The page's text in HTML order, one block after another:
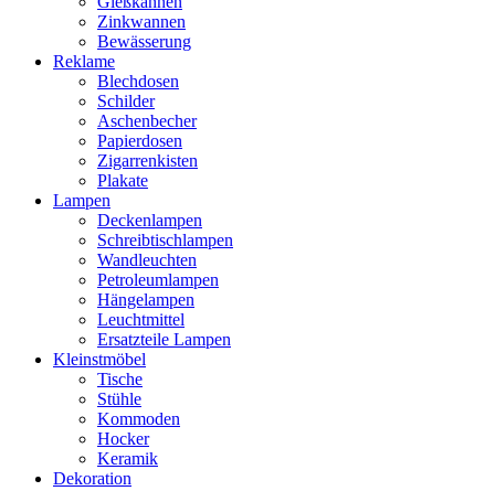
Zinkwannen
Bewässerung
Reklame
Blechdosen
Schilder
Aschenbecher
Papierdosen
Zigarrenkisten
Plakate
Lampen
Deckenlampen
Schreibtischlampen
Wandleuchten
Petroleumlampen
Hängelampen
Leuchtmittel
Ersatzteile Lampen
Kleinstmöbel
Tische
Stühle
Kommoden
Hocker
Keramik
Dekoration